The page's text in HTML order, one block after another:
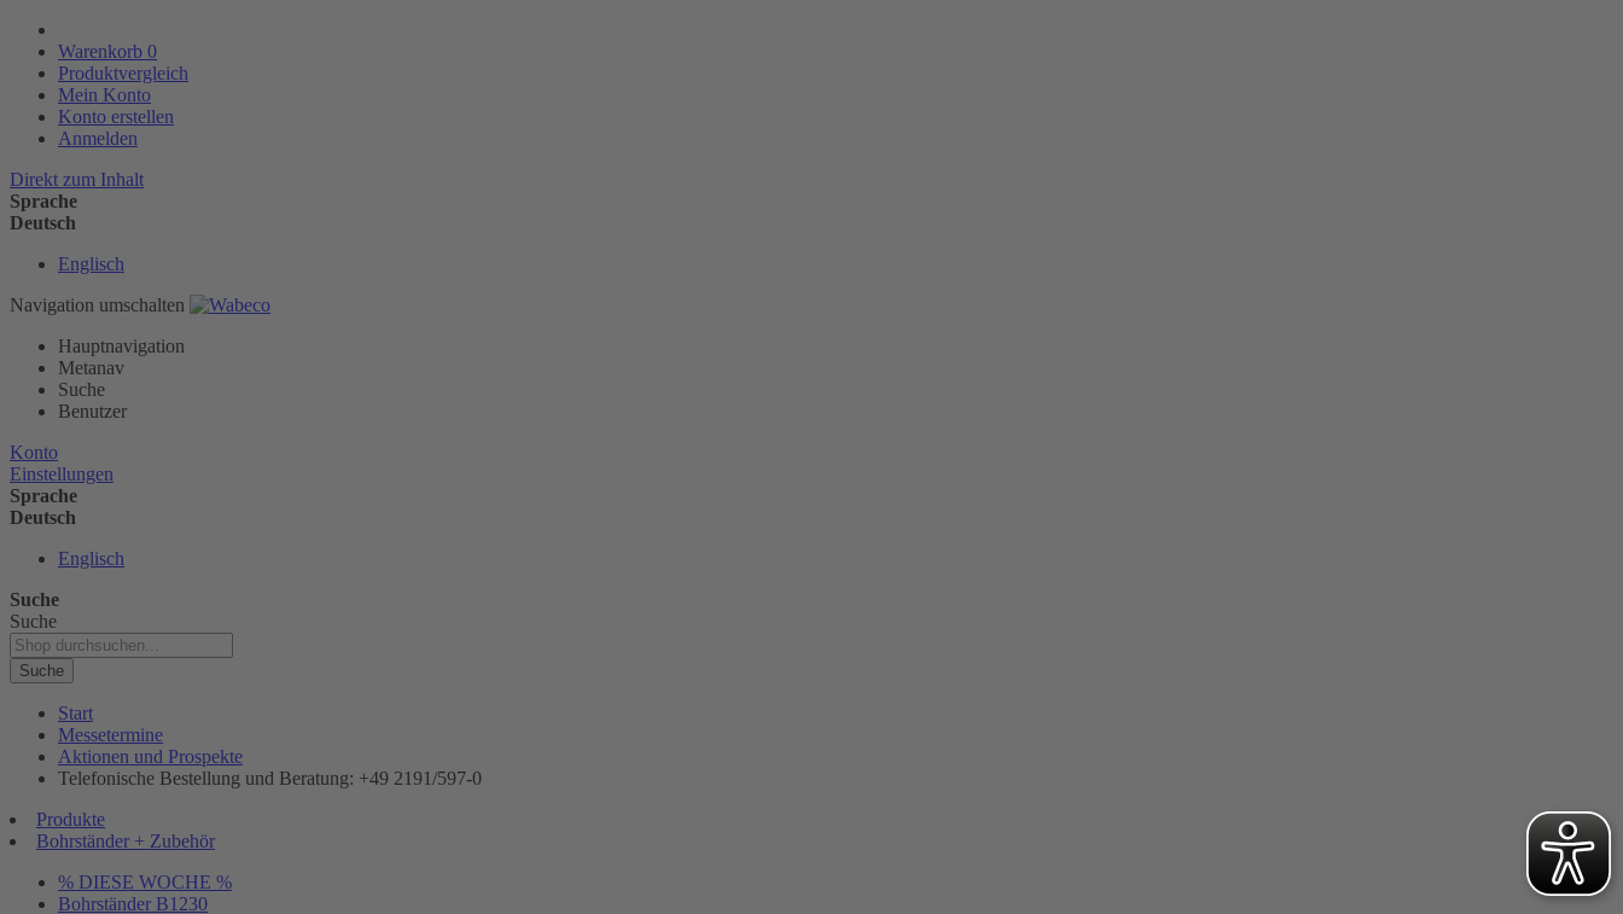
Warenkorb 0
Produktvergleich
Mein Konto
Konto erstellen
Anmelden
Direkt zum Inhalt
Sprache
Deutsch
Englisch
Navigation umschalten
Hauptnavigation
Metanav
Suche
Benutzer
Konto
Einstellungen
Sprache
Deutsch
Englisch
Suche
Suche
Suche
Start
Messetermine
Aktionen und Prospekte
Telefonische Bestellung und Beratung: +49 2191/597-0
Produkte
Bohrständer + Zubehör
% DIESE WOCHE %
Bohrständer B1230